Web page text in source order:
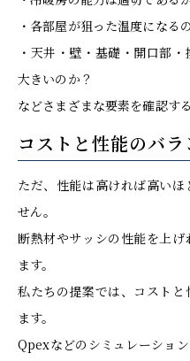
・各部屋が狙った温度になる
・天井・壁・基礎・開口部
大きいのか？
などさまざまな要素を確認す
コストと性能のバラ
ただ、性能は高ければ高い
せん。
断熱材やサッシの性能を上
ます。
私たちの提案では、コスト
ます。
Qpexなどのシミュレーショ